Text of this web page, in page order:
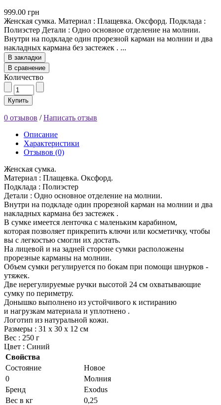
999.00 грн
Женская сумка. Материал : Плащевка. Оксфорд. Подклада :
Полиэстер Детали : Одно основное отделение на молнии.
Внутри на подкладе один прорезной карман на молнии и два
накладных кармана без застежек . ...
В закладки
В сравнение
Количество
Купить
0 отзывов /Написать отзыв
Описание
Характеристики
Отзывов (0)
Женская сумка.
Материал : Плащевка. Оксфорд.
Подклада : Полиэстер
Детали : Одно основное отделение на молнии.
Внутри на подкладе один прорезной карман на молнии и два
накладных кармана без застежек .
В сумке имеется ленточка с маленьким карабином,
которая позволяет прикрепить ключи или косметичку, чтобы
вы с легкостью смогли их достать.
На лицевой и на задней стороне сумки расположены
прорезные карманы на молнии.
Объем сумки регулируется по бокам при помощи шнурков -
утяжек.
Две нерегулируемые ручки высотой 24 см охватывающие
сумку по периметру.
Донышко выполнено из устойчивого к истиранию
и нагрузкам материала и уплотнено .
Логотип из натуральной кожи.
Размеры : 31 х 30 х 12 см
Вес : 250 г
Цвет : Синий
Свойства
Состояние
Новое
0
Молния
Бренд
Exodus
Вес в кг
0,25